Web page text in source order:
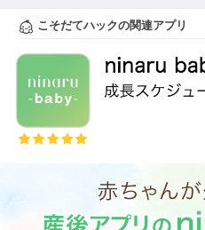
こそだてハックの関連アプリ